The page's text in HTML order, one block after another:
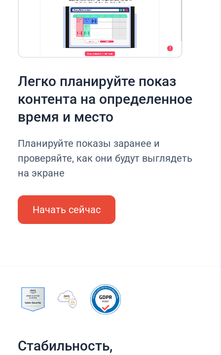
Легко планируйте показ
контента на определенное
время и место
Планируйте показы заранее и
проверяйте, как они будут выглядеть
на экране
Начать сейчас
Стабильность,